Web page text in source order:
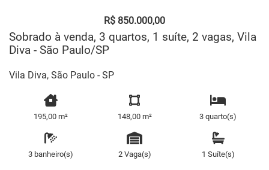
R$ 850.000,00
Sobrado à venda, 3 quartos, 1 suíte, 2 vagas, Vila
Diva - São Paulo/SP
Vila Diva, São Paulo - SP
195,00 m² 148,00 m² 3 quarto(s)
3 banheiro(s) 2 Vaga(s) 1 Suíte(s)